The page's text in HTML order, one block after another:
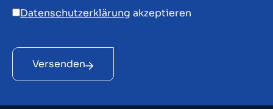
Datenschutzerklärung akzeptieren
Versenden